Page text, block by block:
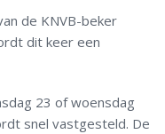
de KNVB-beker
dit keer een
23 of woensdag
snel vastgesteld. De